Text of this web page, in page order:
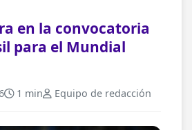
en la convocatoria
para el Mundial
1 min Equipo de redacción